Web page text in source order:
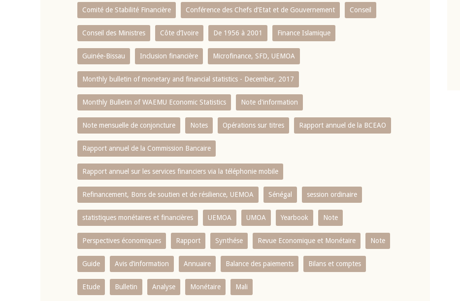
Comité de Stabilité Financière Conférence des Chefs d’Etat et de Gouvernement Conseil
Conseil des Ministres Côte d’Ivoire De 1956 à 2001 Finance Islamique
Guinée-Bissau Inclusion financière Microfinance, SFD, UEMOA
Monthly bulletin of monetary and financial statistics - December, 2017
Monthly Bulletin of WAEMU Economic Statistics Note d'information
Note mensuelle de conjoncture Notes Opérations sur titres Rapport annuel de la BCEAO
Rapport annuel de la Commission Bancaire
Rapport annuel sur les services financiers via la téléphonie mobile
Refinancement, Bons de soutien et de résilience, UEMOA Sénégal session ordinaire
statistiques monétaires et financières UEMOA UMOA Yearbook Note
Perspectives économiques Rapport Synthése Revue Economique et Monétaire Note
Guide Avis d’information Annuaire Balance des paiements Bilans et comptes
Etude Bulletin Analyse Monétaire Mali